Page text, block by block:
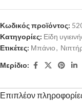
Κωδικός προϊόντος:
Κατηγορίες: Είδη
Ετικέτες: Μπάνιο,
Μερίδιο:
Επιπλέον